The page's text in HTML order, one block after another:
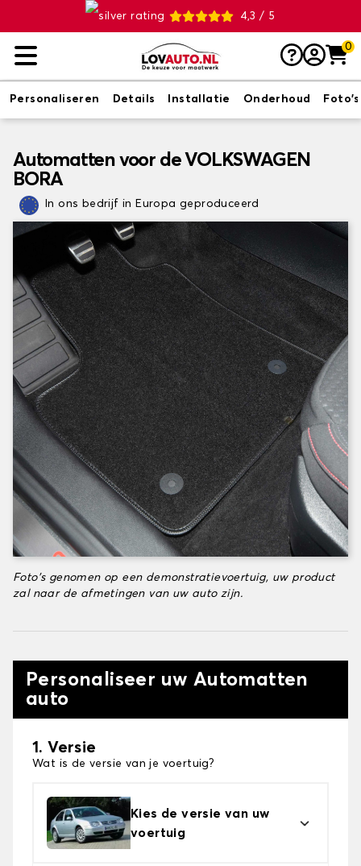
4,3 / 5
0
Personaliseren Details Installatie Onderhoud Foto's
Automatten voor de VOLKSWAGEN
BORA
In ons bedrijf in Europa geproduceerd
Foto's genomen op een demonstratievoertuig, uw product
zal naar de afmetingen van uw auto zijn.
Personaliseer uw Automatten
auto
1. Versie
Wat is de versie van je voertuig?
Kies de versie van uw
voertuig